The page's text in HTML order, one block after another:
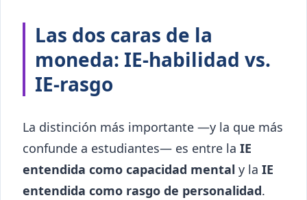
Las dos caras de la
moneda: IE-habilidad vs.
IE-rasgo
La distinción más importante —y la que más
confunde a estudiantes— es entre la IE
entendida como capacidad mental y la IE
entendida como rasgo de personalidad.